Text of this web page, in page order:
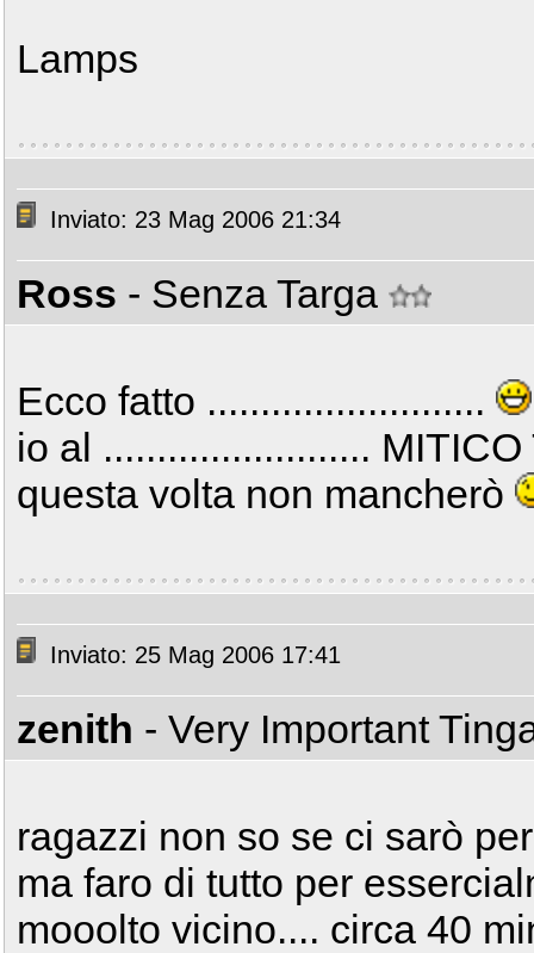
Lamps
Inviato: 23 Mag 2006 21:34
Ross - Senza Targa
Ecco fatto ..........................
io al .........................
questa volta non mancherò
Inviato: 25 Mag 2006 17:41
zenith - Very Important
ragazzi non so se ci sarò
ma faro di tutto per
mooolto vicino.... circa 40